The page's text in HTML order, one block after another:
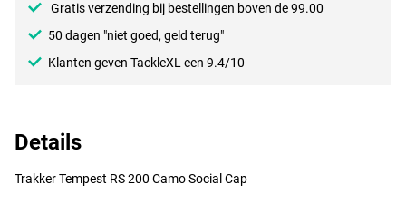
Gratis verzending bij bestellingen boven de 99.00
50 dagen "niet goed, geld terug"
Klanten geven TackleXL een 9.4/10
Details
Trakker Tempest RS 200 Camo Social Cap